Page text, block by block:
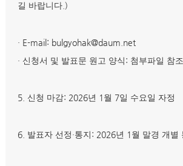
길 바랍니다 .)
· E-mail: bulgyohak@daum.net
· 신청서 및 발표문 원고 양식 : 첨부파일 참조
5. 신청 마감: 2026년 1 월 7일 수요일 자정
6. 발표자 선정 ·통지 : 2026년 1 월 말경 개별